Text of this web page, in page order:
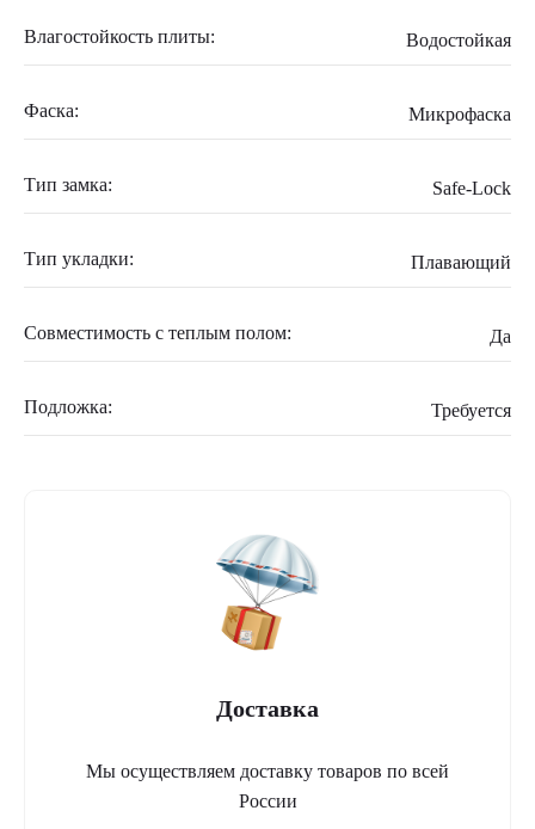
Влагостойкость плиты: Водостойкая
Фаска: Микрофаска
Тип замка: Safe-Lock
Тип укладки: Плавающий
Совместимость с теплым полом: Да
Подложка: Требуется
Доставка
Мы осуществляем доставку товаров по всей
России